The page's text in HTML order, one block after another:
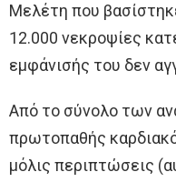
Μελέτη που
12.000 νεκροψίες
εμφάνισής του δεν
Από το σύνολο των
πρωτοπαθής
μόλις περιπτώσεις